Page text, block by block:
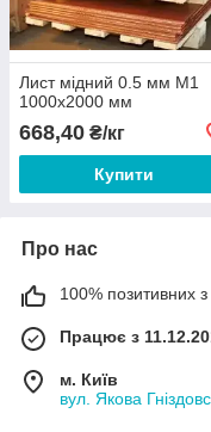
Лист мідний 0.5 мм М1
1000х2000 мм
668,40 ₴/кг
Купити
Про нас
100% позитивних з
Працює з
м. Київ
вул. Якова